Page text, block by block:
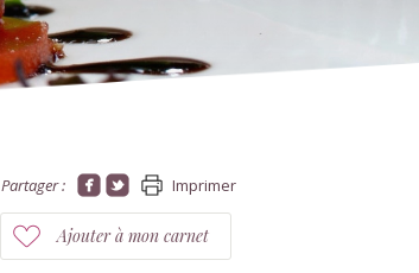
Partager : Imprimer
Ajouter à mon carnet